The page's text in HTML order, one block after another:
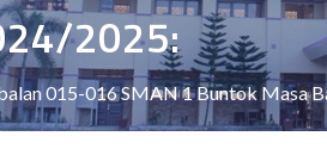
2025:
015-016 SMAN 1 Buntok Masa